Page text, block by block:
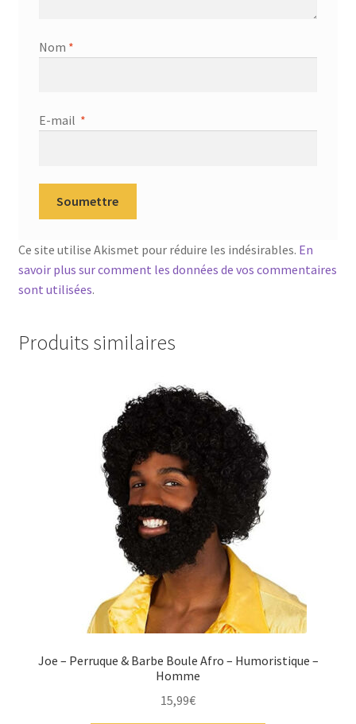
Nom *
E-mail *
Ce site utilise Akismet pour réduire les indésirables. En
savoir plus sur comment les données de vos commentaires
sont utilisées.
Produits similaires
Joe – Perruque & Barbe Boule Afro – Humoristique –
Homme
15,99€